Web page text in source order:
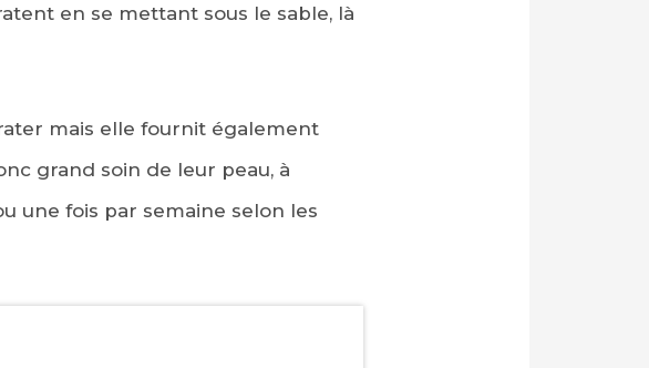
en se mettant sous le sable, là
mais elle fournit également
grand soin de leur peau, à
une fois par semaine selon les